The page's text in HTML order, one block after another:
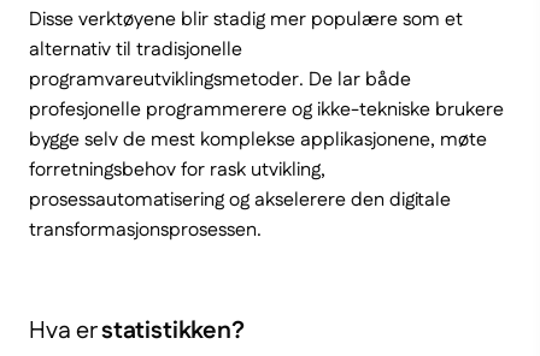
Disse verktøyene blir stadig mer populære som et
alternativ til tradisjonelle
programvareutviklingsmetoder. De lar både
profesjonelle programmerere og ikke-tekniske brukere
bygge selv de mest komplekse applikasjonene, møte
forretningsbehov for rask utvikling,
prosessautomatisering og akselerere den digitale
transformasjonsprosessen.
Hva erstatistikken?